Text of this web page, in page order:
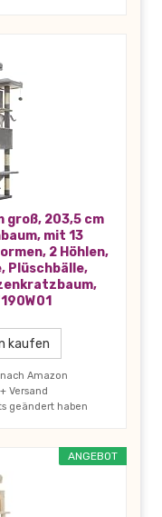
groß, 203,5 cm
mit 13
2 Höhlen,
Plüschbälle,
kaufen
Amazon
Versand
geändert haben
ANGEBOT